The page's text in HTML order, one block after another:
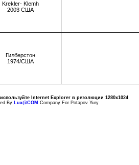
Krekler- Klemh
2003 США
Гилберстон
1974/США
Internet Explorer в резолюции 1280x1024
By Lux@COM Company For Potapov Yury